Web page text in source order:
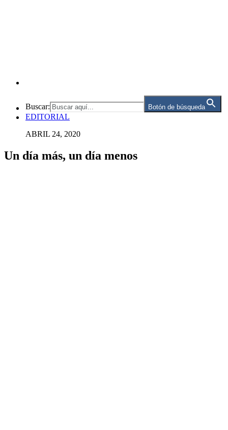
Buscar: Botón de búsqueda
EDITORIAL
ABRIL 24, 2020
Un día más, un día menos